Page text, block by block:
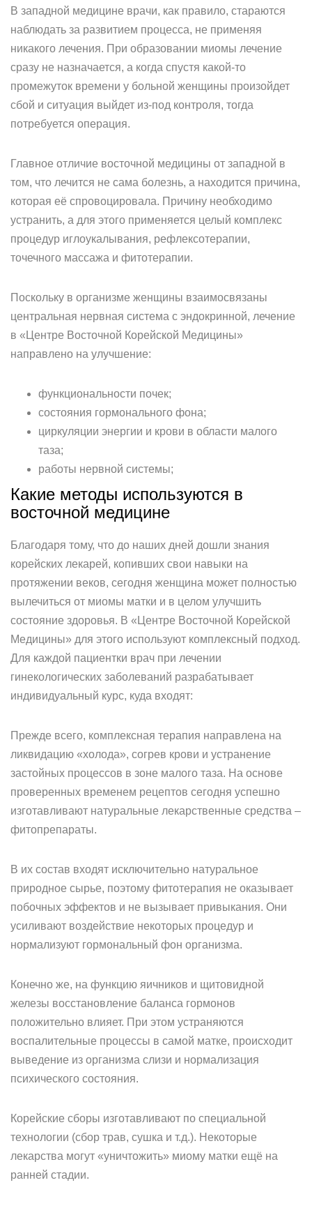
В западной медицине врачи, как правило, стараются
наблюдать за развитием процесса, не применяя
никакого лечения. При образовании миомы лечение
сразу не назначается, а когда спустя какой-то
промежуток времени у больной женщины произойдет
сбой и ситуация выйдет из-под контроля, тогда
потребуется операция.
Главное отличие восточной медицины от западной в
том, что лечится не сама болезнь, а находится причина,
которая её спровоцировала. Причину необходимо
устранить, а для этого применяется целый комплекс
процедур иглоукалывания, рефлексотерапии,
точечного массажа и фитотерапии.
Поскольку в организме женщины взаимосвязаны
центральная нервная система с эндокринной, лечение
в «Центре Восточной Корейской Медицины»
направлено на улучшение:
функциональности почек;
состояния гормонального фона;
циркуляции энергии и крови в области малого
таза;
работы нервной системы;
Какие методы используются в
восточной медицине
Благодаря тому, что до наших дней дошли знания
корейских лекарей, копивших свои навыки на
протяжении веков, сегодня женщина может полностью
вылечиться от миомы матки и в целом улучшить
состояние здоровья. В «Центре Восточной Корейской
Медицины» для этого используют комплексный подход.
Для каждой пациентки врач при лечении
гинекологических заболеваний разрабатывает
индивидуальный курс, куда входят:
Прежде всего, комплексная терапия направлена на
ликвидацию «холода», согрев крови и устранение
застойных процессов в зоне малого таза. На основе
проверенных временем рецептов сегодня успешно
изготавливают натуральные лекарственные средства –
фитопрепараты.
В их состав входят исключительно натуральное
природное сырье, поэтому фитотерапия не оказывает
побочных эффектов и не вызывает привыкания. Они
усиливают воздействие некоторых процедур и
нормализуют гормональный фон организма.
Конечно же, на функцию яичников и щитовидной
железы восстановление баланса гормонов
положительно влияет. При этом устраняются
воспалительные процессы в самой матке, происходит
выведение из организма слизи и нормализация
психического состояния.
Корейские сборы изготавливают по специальной
технологии (сбор трав, сушка и т.д.). Некоторые
лекарства могут «уничтожить» миому матки ещё на
ранней стадии.